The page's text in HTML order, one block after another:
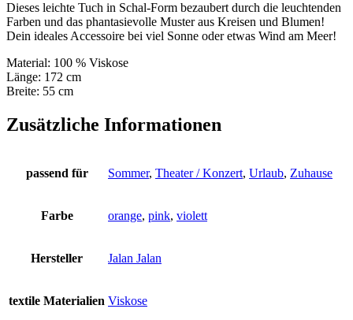
Dieses leichte Tuch in Schal-Form bezaubert durch die leuchtenden
Farben und das phantasievolle Muster aus Kreisen und Blumen!
Dein ideales Accessoire bei viel Sonne oder etwas Wind am Meer!
Material: 100 % Viskose
Länge: 172 cm
Breite: 55 cm
Zusätzliche Informationen
passend für Sommer, Theater / Konzert, Urlaub, Zuhause
Farbe orange, pink, violett
Hersteller Jalan Jalan
textile Materialien Viskose